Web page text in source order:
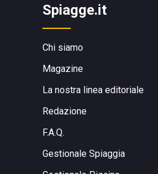
Spiagge.it
Chi siamo
Magazine
La nostra linea editoriale
Redazione
F.A.Q.
Gestionale Spiaggia